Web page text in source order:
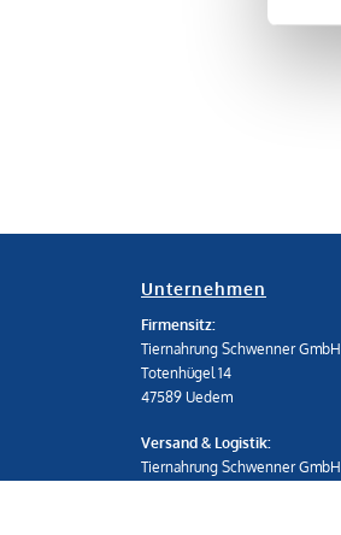
Unternehmen
Firmensitz:
Tiernahrung Schwenner GmbH
Totenhügel 14
47589 Uedem
Versand & Logistik:
Tiernahrung Schwenner GmbH